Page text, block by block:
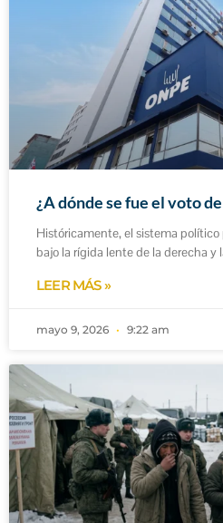
¿A dónde se fue el voto
Históricamente, el sistema
bajo la rígida lente de la derecha y
LEER MÁS »
mayo 9, 2026 9:22 am